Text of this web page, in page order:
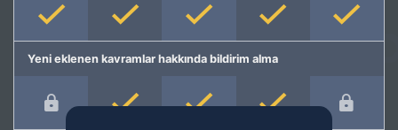
Yeni eklenen kavramlar hakkında bildirim alma